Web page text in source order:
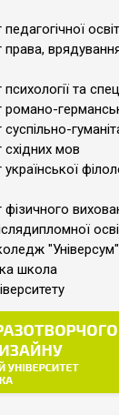
права,
та
східних мов
"Універсум"
школа